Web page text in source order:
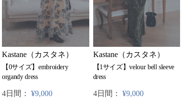
Kastane（カスタネ）
【0サイズ】embroidery
organdy dress
4日間： ¥9,000
Kastane（カスタネ）
【1サイズ】velour bell sleeve
dress
4日間： ¥9,000